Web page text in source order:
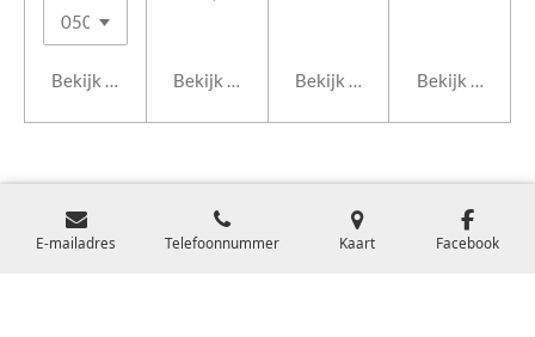
Bekijk details Bekijk details Bekijk details Bekijk details
© 2020 - 2026 Van Gils Sweet Creations
E-mailadres Telefoonnummer Kaart Facebook